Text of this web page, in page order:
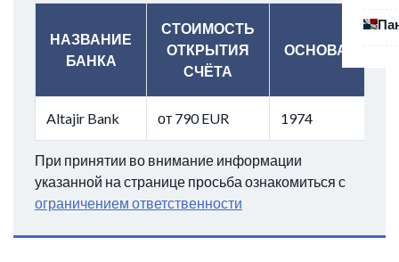
НАЗВАНИЕ
БАНКА
СТОИМОСТЬ
ОТКРЫТИЯ
СЧЁТА
ОСНОВАН
Altajir Bank от 790 EUR 1974
При принятии во внимание информации
указанной на странице просьба ознакомиться с
ограничением ответственности